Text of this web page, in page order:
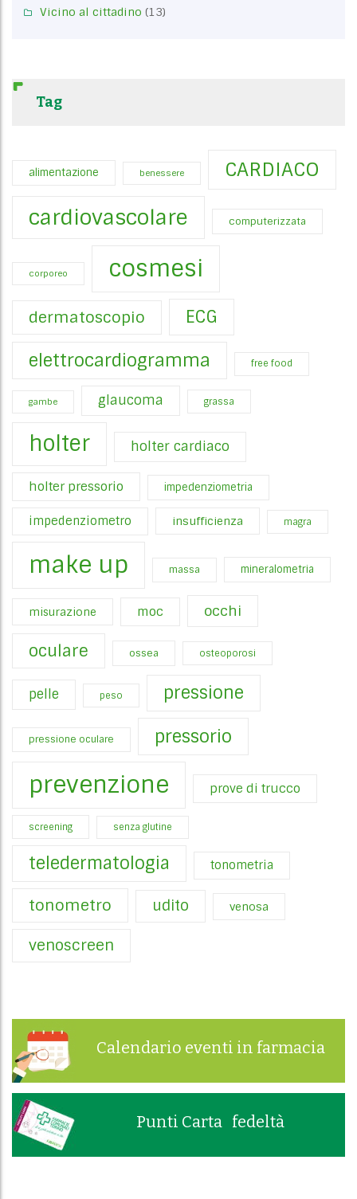
Vicino al cittadino (13)
Tag
alimentazione benessere CARDIACO
cardiovascolare computerizzata
corporeo cosmesi
dermatoscopio ECG
elettrocardiogramma free food
gambe glaucoma grassa
holter holter cardiaco
holter pressorio impedenziometria
impedenziometro insufficienza magra
make up massa mineralometria
misurazione moc occhi
oculare ossea osteoporosi
pelle peso pressione
pressione oculare pressorio
prevenzione prove di trucco
screening senza glutine
teledermatologia tonometria
tonometro udito venosa
venoscreen
Calendario eventi in farmacia
Punti Carta fedeltà